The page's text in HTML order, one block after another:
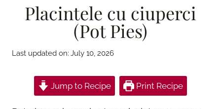
Placintele cu ciuperci
(Pot Pies)
Last updated on: July 10, 2026
Jump to Recipe Print Recipe